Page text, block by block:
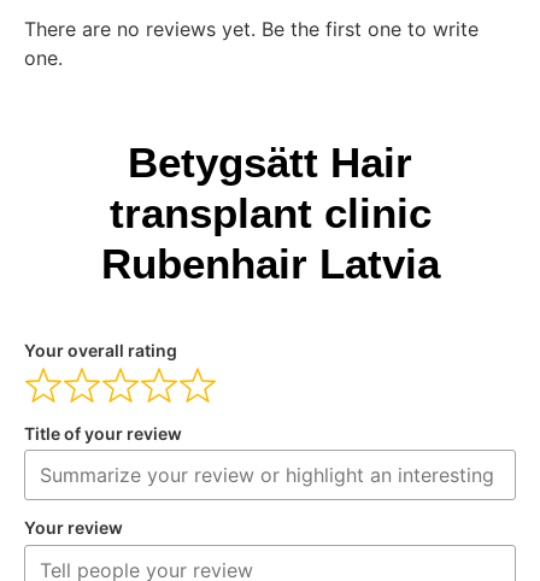
There are no reviews yet. Be the first one to write
one.
Betygsätt Hair
transplant clinic
Rubenhair Latvia
Your overall rating
Title of your review
Your review